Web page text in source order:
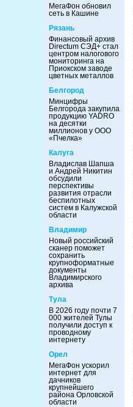
МегаФон обновил
сеть в Кашине
Рязань
Финансовый архив
Directum СЭД+ стал
центром налогового
мониторинга на
Приокском заводе
цветных металлов
Белгород
Минцифры
Белгорода закупила
продукцию YADRO
на десятки
миллионов у ООО
«Пчелка»
Калуга
Владислав Шапша
и Андрей Никитин
обсудили
перспективы
развития отрасли
беспилотных
систем в Калужской
области
Владимир
Новый российский
сканер поможет
сохранить
крупноформатные
документы
Владимирского
архива
Тула
В 2026 году почти 7
000 жителей Тулы
получили доступ к
проводному
интернету
Орел
МегаФон ускорил
интернет для
дачников
крупнейшего
района Орловской
области